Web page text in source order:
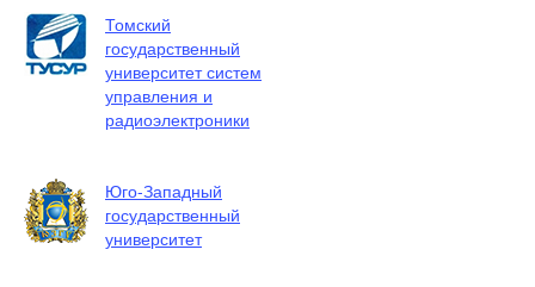
Томский
государственный
университет систем
управления и
радиоэлектроники
Юго-Западный
государственный
университет